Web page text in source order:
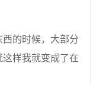
的时候，大部分
样我就变成了在